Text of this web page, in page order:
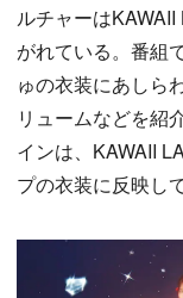
ルチャーは
がれている。番組
ゅの衣装にあしら
リュームなどを紹
インは、KAWAII
プの衣装に反映し